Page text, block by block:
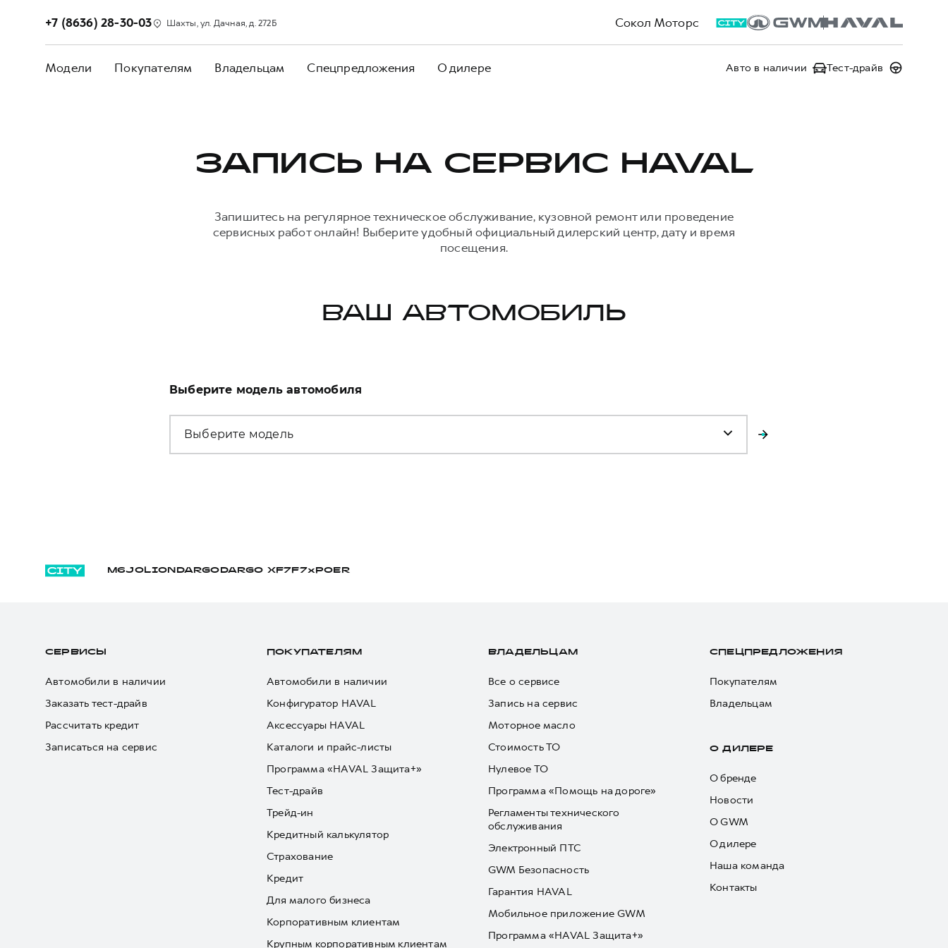
Сокол Моторс
+7 (8636) 28-30-03 Шахты, ул. Дачная, д. 272Б
Модели Покупателям Владельцам Спецпредложения О дилере Авто в наличии Тест-драйв
ЗАПИСЬ НА СЕРВИС HAVAL
Запишитесь на регулярное техническое обслуживание, кузовной ремонт или проведение
сервисных работ онлайн! Выберите удобный официальный дилерский центр, дату и время
посещения.
ВАШ АВТОМОБИЛЬ
Выберите модель автомобиля
Выберите модель
M6JOLION DARGO DARGO Х F7 F7x POER
СЕРВИСЫ
Автомобили в наличии
Заказать тест-драйв
Рассчитать кредит
Записаться на сервис
ПОКУПАТЕЛЯМ
Автомобили в наличии
Конфигуратор HAVAL
Аксессуары HAVAL
Каталоги и прайс-листы
Программа «HAVAL Защита+»
Тест-драйв
Трейд-ин
Кредитный калькулятор
Страхование
Кредит
Для малого бизнеса
Корпоративным клиентам
Крупным корпоративным клиентам
ВЛАДЕЛЬЦАМ
Все о сервисе
Запись на сервис
Моторное масло
Стоимость ТО
Нулевое ТО
Программа «Помощь на дороге»
Регламенты технического
обслуживания
Электронный ПТС
GWM Безопасность
Гарантия HAVAL
Мобильное приложение GWM
Программа «HAVAL Защита+»
СПЕЦПРЕДЛОЖЕНИЯ
Покупателям
Владельцам
О ДИЛЕРЕ
О бренде
Новости
О GWM
О дилере
Наша команда
Контакты